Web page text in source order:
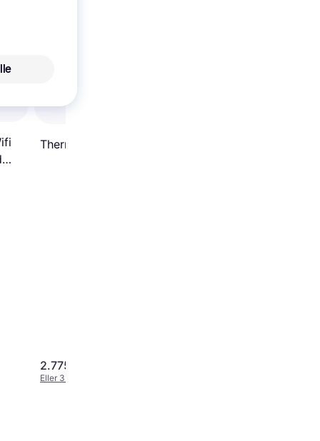
Thermex Nordik 120
2.775 kr.
Eller 3 betalinger af 925 kr.